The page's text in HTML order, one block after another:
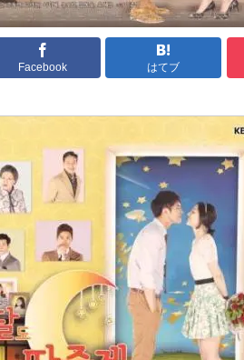
Facebook はてブ